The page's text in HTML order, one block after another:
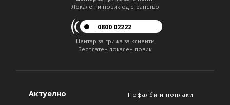
Локален и повик од странство
0800 02222
Центар за грижа за клиенти
Бесплатен локален повик
Актуелно
Пофалби и поплаки